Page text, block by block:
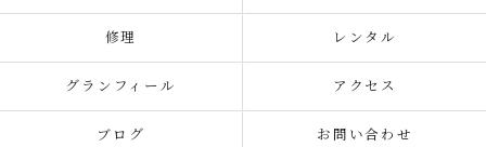
修理 レンタル
グランフィール アクセス
ブログ お問い合わせ